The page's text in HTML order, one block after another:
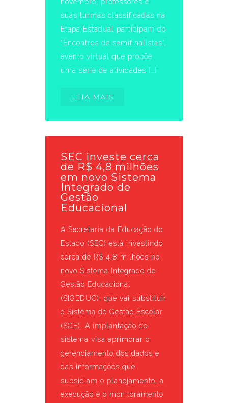
suas turmas classificadas na
Etapa Estadual participam do
“Encontros de semifinalistas”,
evento virtual que propõe
uma série de atividades […]
LEIA MAIS
SEC investe cerca
de R$ 4,8 milhões
em novo Sistema
Integrado de
Gestão
Educacional
A Secretaria da Educação do
Estado (SEC) está investindo
cerca de R$ 4,8 milhões no
novo Sistema Integrado de
Gestão Educacional
(SIGEDUC), que vai substituir
o Sistema de Gestão Escolar
(SGE). A implantação do
sistema visa aprimorar o
gerenciamento dos dados e
das informações que
subsidiam o planejamento, a
execução e o monitoramento